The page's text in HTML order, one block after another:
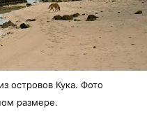
островов Кука. Фото
размере.